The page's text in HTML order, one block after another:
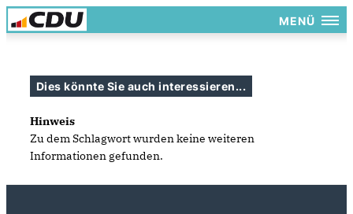
MENÜ
Dies könnte Sie auch interessieren...
Hinweis
Zu dem Schlagwort wurden keine weiteren
Informationen gefunden.